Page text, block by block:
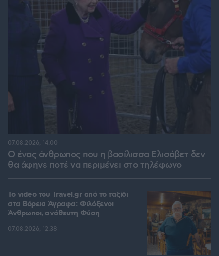
Ο ένας άνθρωπος που η βασίλισσα Ελισάβετ δεν
θα άφηνε ποτέ να περιμένει στο τηλέφωνο
07.08.2026, 14:00
To video του Travel.gr από το ταξίδι
στα Βόρεια Άγραφα: Φιλόξενοι
Άνθρωποι, ανόθευτη Φύση
07.08.2026, 12:38